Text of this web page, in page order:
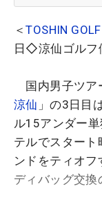
＜TOSHIN
日◇涼仙ゴルフ
国内男子ツア
涼仙 」の3日目
ル15アンダー
テルでスター
ンドをティオ
ディバッグ交換